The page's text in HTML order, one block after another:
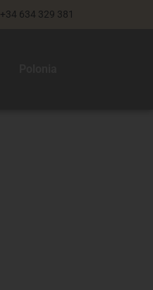
+34 634 329 381​